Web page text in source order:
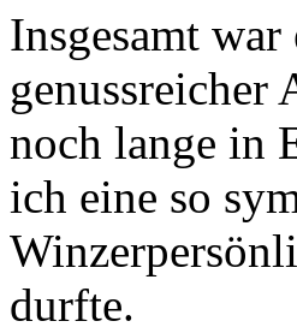
Insgesamt
genussreicher
noch lange in
ich eine so
durfte.